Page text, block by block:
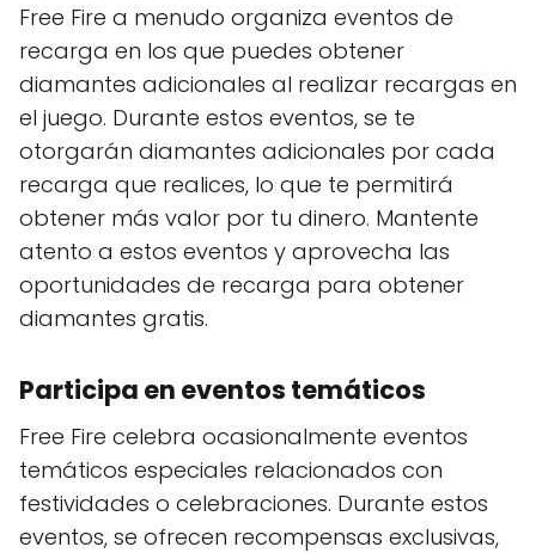
Free Fire a menudo organiza eventos de
recarga en los que puedes obtener
diamantes adicionales al realizar recargas en
el juego. Durante estos eventos, se te
otorgarán diamantes adicionales por cada
recarga que realices, lo que te permitirá
obtener más valor por tu dinero. Mantente
atento a estos eventos y aprovecha las
oportunidades de recarga para obtener
diamantes gratis.
Participa en eventos temáticos
Free Fire celebra ocasionalmente eventos
temáticos especiales relacionados con
festividades o celebraciones. Durante estos
eventos, se ofrecen recompensas exclusivas,